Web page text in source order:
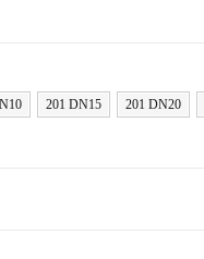
201 DN15 201 DN20